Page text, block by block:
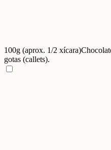
100g (aprox. 1/2 xícara)
gotas (callets).